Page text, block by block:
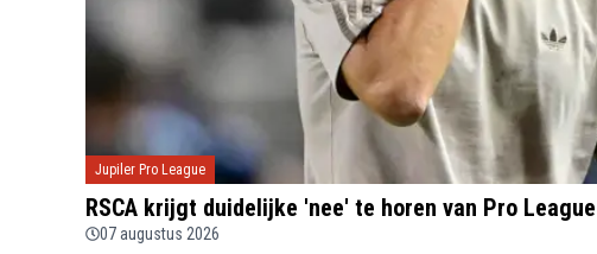
Jupiler Pro League
RSCA krijgt duidelijke 'nee' te horen van Pro League
07 augustus 2026